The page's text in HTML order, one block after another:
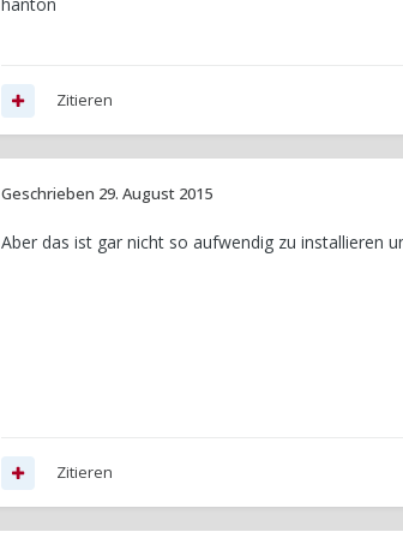
Zitieren
Geschrieben 29. August 2015
Aber das ist gar nicht so aufwendig zu installieren
Zitieren